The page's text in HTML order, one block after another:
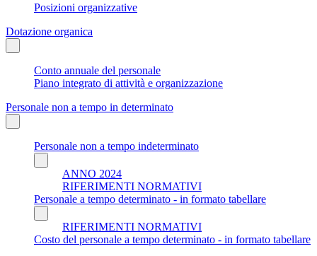
Posizioni organizzative
Dotazione organica
Conto annuale del personale
Piano integrato di attività e organizzazione
Personale non a tempo in determinato
Personale non a tempo indeterminato
ANNO 2024
RIFERIMENTI NORMATIVI
Personale a tempo determinato - in formato tabellare
RIFERIMENTI NORMATIVI
Costo del personale a tempo determinato - in formato tabellare